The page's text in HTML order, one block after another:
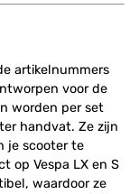
artikelnummers
voor de
worden per set
handvat. Ze zijn
je scooter te
op Vespa LX en S
waardoor ze